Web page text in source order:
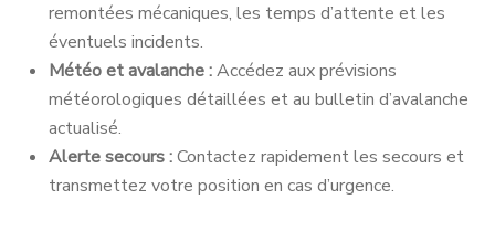
remontées mécaniques, les temps d’attente et les
éventuels incidents.
Météo et avalanche :Accédez aux prévisions
météorologiques détaillées et au bulletin d’avalanche
actualisé.
Alerte secours :Contactez rapidement les secours et
transmettez votre position en cas d’urgence.